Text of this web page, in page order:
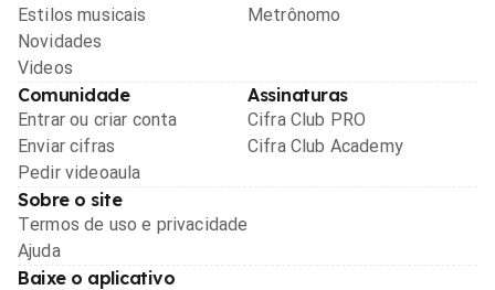
Estilos musicais
Novidades
Videos
Metrônomo
Comunidade
Entrar ou criar conta
Enviar cifras
Pedir videoaula
Assinaturas
Cifra Club PRO
Cifra Club Academy
Sobre o site
Termos de uso e privacidade
Ajuda
Baixe o aplicativo